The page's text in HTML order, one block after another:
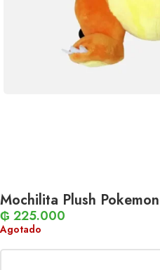
Mochilita Plush
₲ 225.000
Agotado